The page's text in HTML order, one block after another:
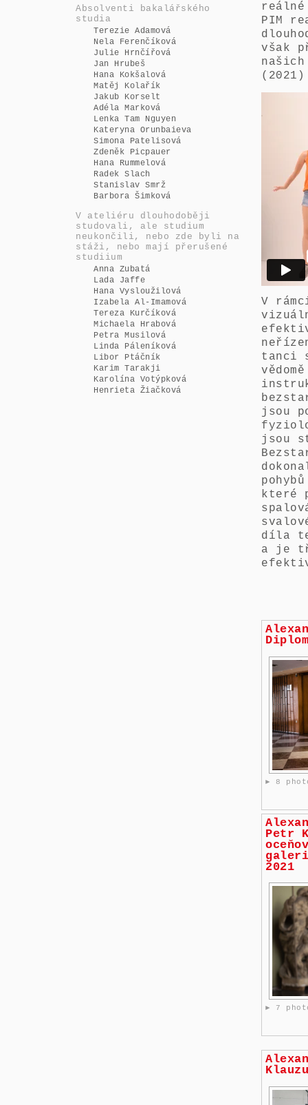
Absolventi bakalářského
studia
Terezie Adamová
Nela Ferenčíková
Julie Hrnčířová
Jan Hrubeš
Hana Kokšalová
Matěj Kolařík
Jakub Korselt
Adéla Marková
Lenka Tam Nguyen
Kateryna Orunbaieva
Simona Patelisová
Zdeněk Picpauer
Hana Rummelová
Radek Slach
Stanislav Smrž
Barbora Šimková
V ateliéru dlouhodoběji
studovali, ale studium
neukončili, nebo zde byli na
stáži, nebo mají přerušené
studiium
Anna Zubatá
Lada Jaffe
Hana Vysloužilová
Izabela Al-Imamová
Tereza Kurčíková
Michaela Hrabová
Petra Musilová
Linda Páleníková
Libor Ptáčník
Karim Tarakji
Karolína Votýpková
Henrieta Žiačková
reálné
PIM
však
(2021)
V
tanci
jsou
jsou
které
díla
a je
► 8
Petr
2021
► 7